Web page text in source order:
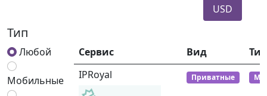
USD
Тип
Любой
Мобильные
Сервис Вид
Тип
IPRoyal
Приватные